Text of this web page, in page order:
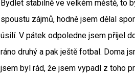
Bydlet stabilně ve velkém městě, to
spoustu zájmů, hodně jsem dělal
úsilí. V pátek odpoledne jsem přijel
ráno druhý a pak ještě fotbal. Doma
jsem byl rád, že jsem vypadl z toho